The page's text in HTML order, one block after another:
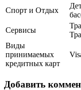
Спорт и Отдых
Сервисы
Виды
принимаемых
кредитных карт
Добавить